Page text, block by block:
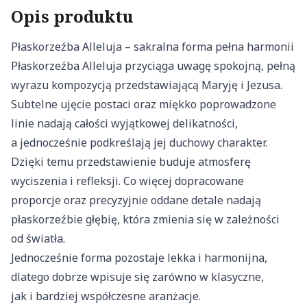
Opis produktu
Płaskorzeźba Alleluja – sakralna forma pełna harmonii
Płaskorzeźba Alleluja przyciąga uwagę spokojną, pełną
wyrazu kompozycją przedstawiającą Maryję i Jezusa.
Subtelne ujęcie postaci oraz miękko poprowadzone
linie nadają całości wyjątkowej delikatności,
a jednocześnie podkreślają jej duchowy charakter.
Dzięki temu przedstawienie buduje atmosferę
wyciszenia i refleksji. Co więcej dopracowane
proporcje oraz precyzyjnie oddane detale nadają
płaskorzeźbie głębię, która zmienia się w zależności
od światła.
Jednocześnie forma pozostaje lekka i harmonijna,
dlatego dobrze wpisuje się zarówno w klasyczne,
jak i bardziej współczesne aranżacje.